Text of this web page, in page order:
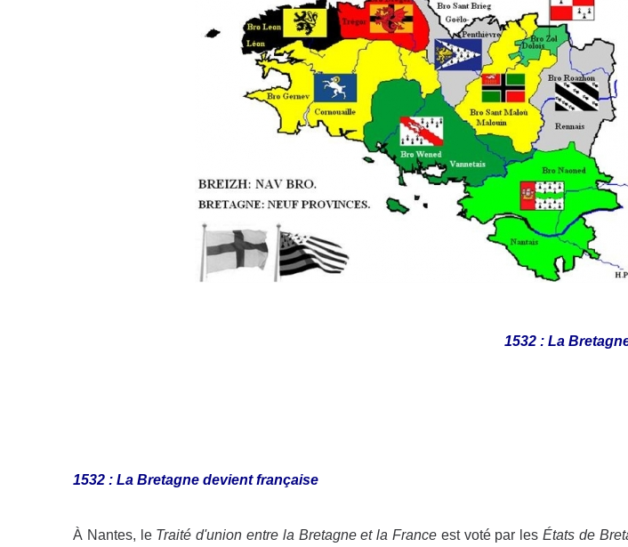
1532 : La
1532 : La Bretagne devient française
À Nantes, le Traité d'union entre la Bretagne et la France est voté par les États de